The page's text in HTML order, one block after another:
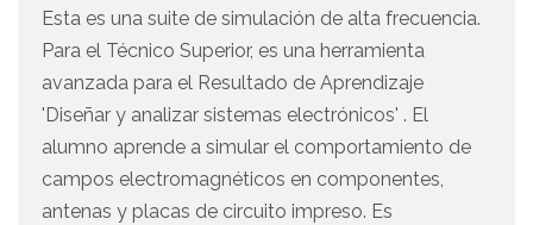
Esta es una suite de simulación de alta frecuencia.
Para el Técnico Superior, es una herramienta
avanzada para el Resultado de Aprendizaje
'Diseñar y analizar sistemas electrónicos' . El
alumno aprende a simular el comportamiento de
campos electromagnéticos en componentes,
antenas y placas de circuito impreso. Es